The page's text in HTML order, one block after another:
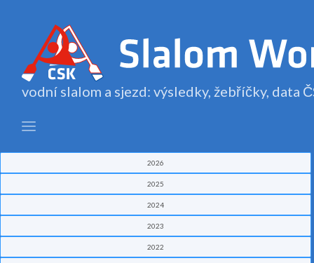
vodní slalom a sjezd: výsledky, žebříčky, data
2026
2025
2024
2023
2022